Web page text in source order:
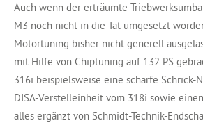
Auch wenn der erträumte
M3 noch nicht in die Tat umgesetzt
Motortuning bisher nicht generell
mit Hilfe von Chiptuning auf 132 PS
316i beispielsweise eine scharfe Schrick-
DISA-Verstelleinheit vom 318i sowie
alles ergänzt von Schmidt-Technik-